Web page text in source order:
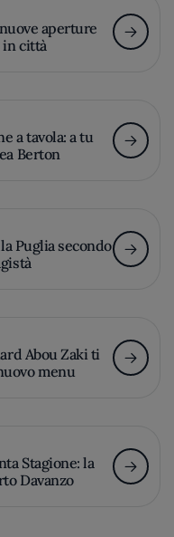
aperture
in città
a tavola: a tu
Berton
Puglia secondo
Abou Zaki ti
menu
Stagione: la
Davanzo